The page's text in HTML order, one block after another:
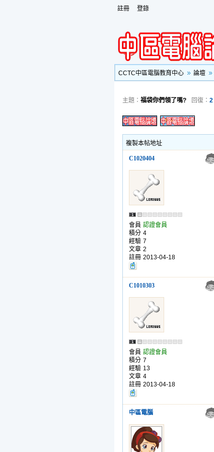
註冊 登錄
CCTC中區電腦教育中心
論壇
主題： 福袋你們領了嗎? 回復： 2
複製本帖地址
C1020404
會員 認證會員
積分 4
經驗 7
文章 2
註冊 2013-04-18
C1010303
會員 認證會員
積分 7
經驗 13
文章 4
註冊 2013-04-18
中區電腦